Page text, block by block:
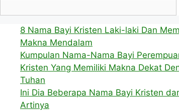
8 Nama Bayi Kristen Laki-laki Dan
Makna Mendalam
Kumpulan Nama-Nama Bayi
Kristen Yang Memiliki Makna Dekat
Tuhan
Ini Dia Beberapa Nama Bayi Kristen
Artinya